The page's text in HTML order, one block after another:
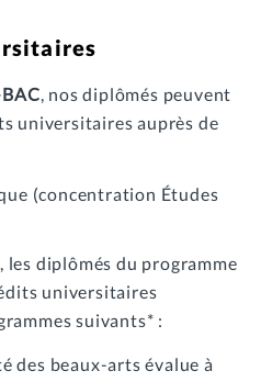
, nos diplômés peuvent
universitaires auprès de
(concentration Études
diplômés du programme
universitaires
suivants* :
des beaux-arts évalue à